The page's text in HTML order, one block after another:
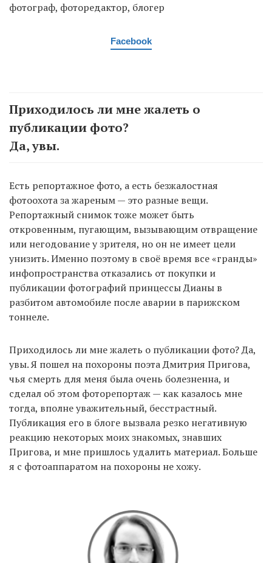
фотограф, фоторедактор, блогер
Facebook
Приходилось ли мне жалеть о
публикации фото?
Да, увы.
Есть репортажное фото, а есть безжалостная
фотоохота за жареным — это разные вещи.
Репортажный снимок тоже может быть
откровенным, пугающим, вызывающим отвращение
или негодование у зрителя, но он не имеет цели
унизить. Именно поэтому в своё время все «гранды»
инфопространства отказались от покупки и
публикации фотографий принцессы Дианы в
разбитом автомобиле после аварии в парижском
тоннеле.
Приходилось ли мне жалеть о публикации фото? Да,
увы. Я пошел на похороны поэта Дмитрия Пригова,
чья смерть для меня была очень болезненна, и
сделал об этом фоторепортаж — как казалось мне
тогда, вполне уважительный, бесстрастный.
Публикация его в блоге вызвала резко негативную
реакцию некоторых моих знакомых, знавших
Пригова, и мне пришлось удалить материал. Больше
я с фотоаппаратом на похороны не хожу.